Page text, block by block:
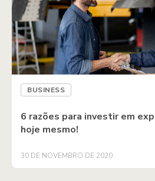
BUSINESS
6 razões para investir em
hoje mesmo!
30 DE NOVEMBRO DE 2020